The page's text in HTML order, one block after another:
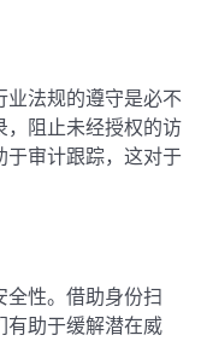
法规的遵守是必不
，阻止未经授权的访
于审计跟踪，这对于
全性。借助身份扫
有助于缓解潜在威